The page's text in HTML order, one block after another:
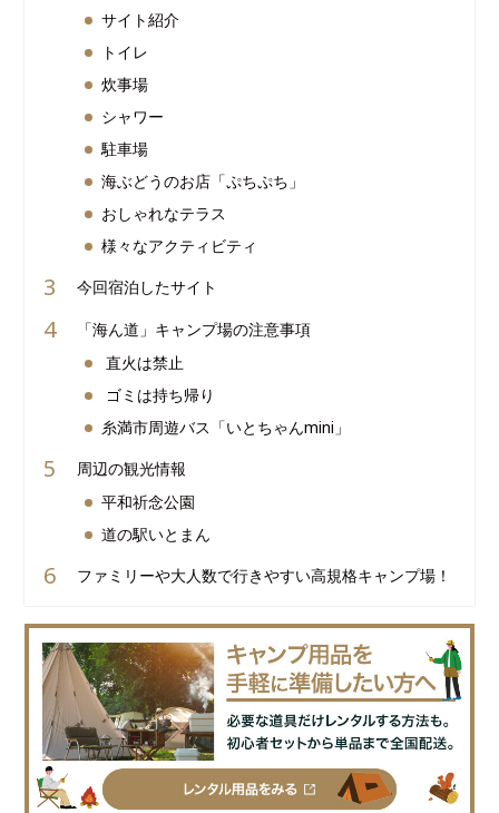
サイト紹介
トイレ
炊事場
シャワー
駐車場
海ぶどうのお店「ぷちぷち」
おしゃれなテラス
様々なアクティビティ
今回宿泊したサイト
「海ん道」キャンプ場の注意事項
直火は禁止
ゴミは持ち帰り
糸満市周遊バス「いとちゃんmini」
周辺の観光情報
平和祈念公園
道の駅いとまん
ファミリーや大人数で行きやすい高規格キャンプ場！